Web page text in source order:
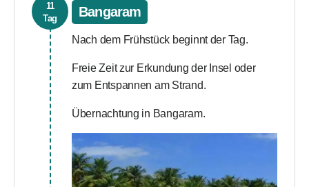
11
Tag
Bangaram
Nach dem Frühstück beginnt der Tag.
Freie Zeit zur Erkundung der Insel oder
zum Entspannen am Strand.
Übernachtung in Bangaram.